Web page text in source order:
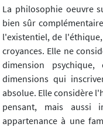
La philosophie oeuvre
bien sûr
l'existentiel, de
croyances. Elle ne
dimension
dimensions qui
absolue. Elle considère
pensant, mais aussi
appartenance à une